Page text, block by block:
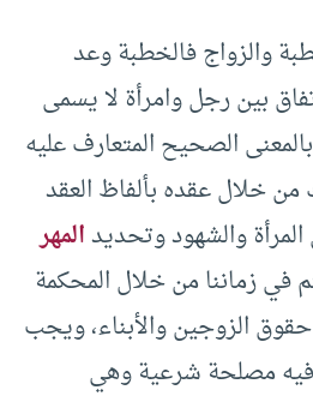
والزواج فالخطبة وعد
بين رجل وامرأة لا يسمى
الصحيح المتعارف عليه
من خلال عقده بألفاظ العقد
والشهود وتحديدالمهر
في زماننا من خلال المحكمة
الزوجين والأبناء، ويجب
فيه مصلحة شرعية وهي